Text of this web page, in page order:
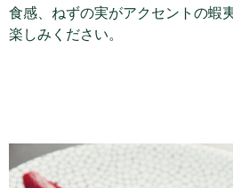
食感、ねずの実がアクセントの蝦
楽しみください。